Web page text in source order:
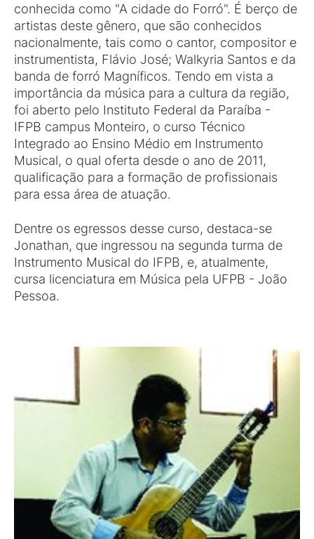
conhecida como "A cidade do Forró". É berço de
artistas deste gênero, que são conhecidos
nacionalmente, tais como o cantor, compositor e
instrumentista, Flávio José; Walkyria Santos e da
banda de forró Magníficos. Tendo em vista a
importância da música para a cultura da região,
foi aberto pelo Instituto Federal da Paraíba -
IFPB campus Monteiro, o curso Técnico
Integrado ao Ensino Médio em Instrumento
Musical, o qual oferta desde o ano de 2011,
qualificação para a formação de profissionais
para essa área de atuação.
Dentre os egressos desse curso, destaca-se
Jonathan, que ingressou na segunda turma de
Instrumento Musical do IFPB, e, atualmente,
cursa licenciatura em Música pela UFPB - João
Pessoa.